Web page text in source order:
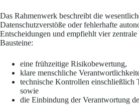
Das Rahmenwerk beschreibt die
Datenschutzverstöße oder fehlerhafte
Entscheidungen und empfiehlt vier
Bausteine:
eine frühzeitige Risikobewertung,
klare menschliche
technische Kontrollen einschließlich
sowie
die Einbindung der Verantwortung